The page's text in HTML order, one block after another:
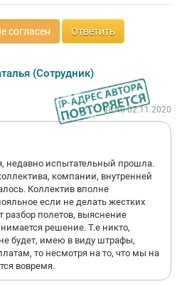
согласен Ответить
(Сотрудник)
08:40 02.11.2020
недавно испытательный прошла.
компании, внутренней
Коллектив вполне
если не делать жестких
разбор полетов, выяснение
решение. Т.е никто,
будет, имею в виду штрафы,
то несмотря на то, что мы на
вовремя.